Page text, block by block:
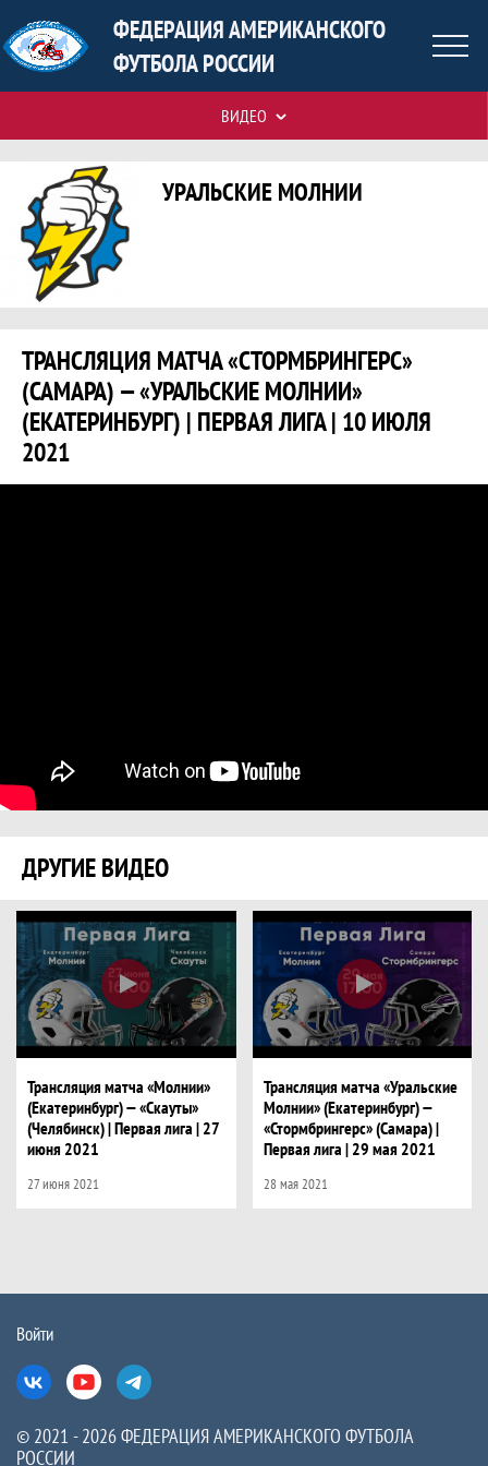
ФЕДЕРАЦИЯ АМЕРИКАНСКОГО
ФУТБОЛА РОССИИ
Команда
Краткая информация о команде
УРАЛЬСКИЕ МОЛНИИ
ТРАНСЛЯЦИЯ МАТЧА «СТОРМБРИНГЕРС»
(САМАРА) — «УРАЛЬСКИЕ МОЛНИИ»
(ЕКАТЕРИНБУРГ) | ПЕРВАЯ ЛИГА | 10 ИЮЛЯ
2021
ДРУГИЕ ВИДЕО
Видео
Трансляция матча «Молнии»
(Екатеринбург) — «Скауты»
(Челябинск) | Первая лига | 27
июня 2021
27 июня 2021
Трансляция матча «Уральские
Молнии» (Екатеринбург) —
«Стормбрингерс» (Самара) |
Первая лига | 29 мая 2021
28 мая 2021
ВИДЕО
Таблицы турнира
© 2021 - 2026 ФЕДЕРАЦИЯ АМЕРИКАНСКОГО ФУТБОЛА
РОССИИ
ВконтактеЮтуб Телеграм
Войти